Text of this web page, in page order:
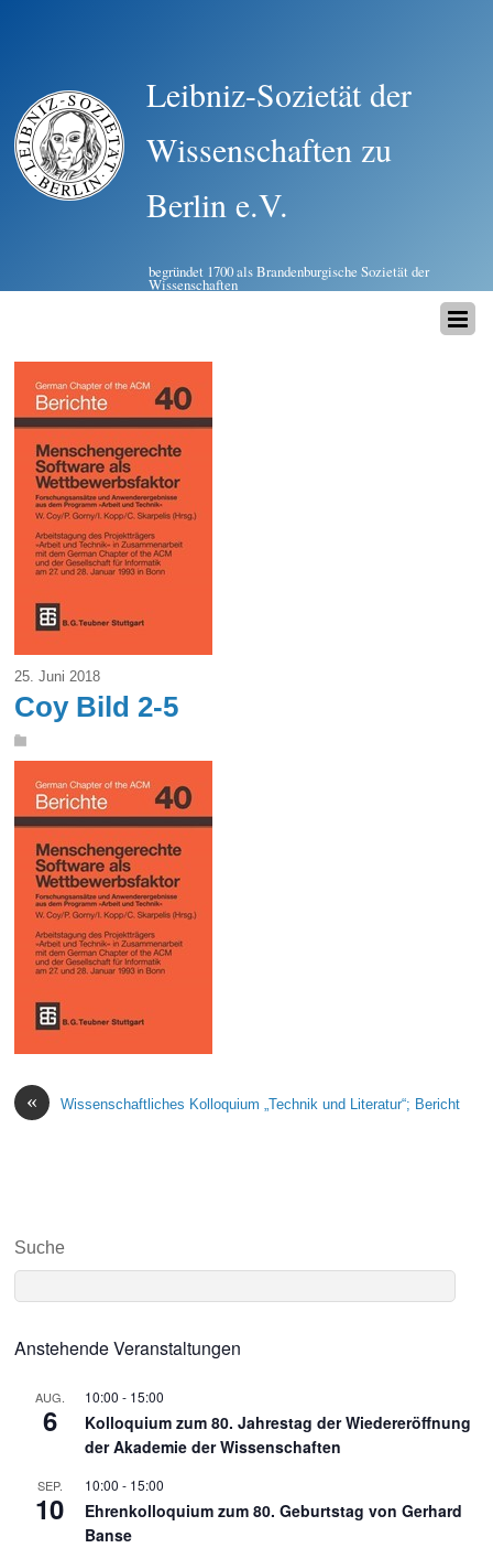
Leibniz-Sozietät der
Wissenschaften zu
Berlin e.V.
begründet 1700 als Brandenburgische Sozietät der
Wissenschaften
25. Juni 2018
Coy Bild 2-5
« Wissenschaftliches Kolloquium „Technik und Literatur“; Bericht
Suche
Anstehende Veranstaltungen
AUG.
6
10:00 - 15:00
Kolloquium zum 80. Jahrestag der Wiedereröffnung
der Akademie der Wissenschaften
SEP.
10
10:00 - 15:00
Ehrenkolloquium zum 80. Geburtstag von Gerhard
Banse